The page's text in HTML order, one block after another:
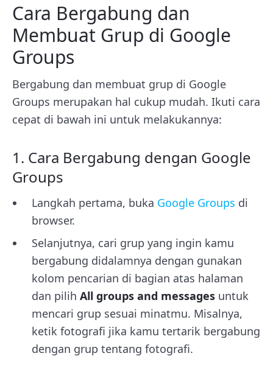
Cara Bergabung dan
Membuat Grup di Google
Groups
Bergabung dan membuat grup di Google
Groups merupakan hal cukup mudah. Ikuti cara
cepat di bawah ini untuk melakukannya:
1. Cara Bergabung dengan Google
Groups
Langkah pertama, buka Google Groups di
browser.
Selanjutnya, cari grup yang ingin kamu
bergabung didalamnya dengan gunakan
kolom pencarian di bagian atas halaman
dan pilih All groups and messages untuk
mencari grup sesuai minatmu. Misalnya,
ketik fotografi jika kamu tertarik bergabung
dengan grup tentang fotografi.